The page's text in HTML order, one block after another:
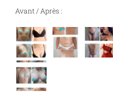
Avant / Après :